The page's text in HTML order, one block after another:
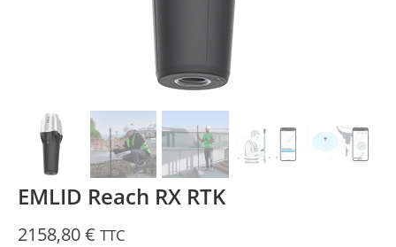
EMLID Reach RX RTK
2158,80€ TTC